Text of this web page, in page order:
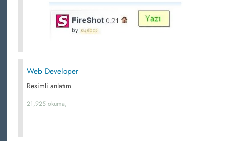
Web Developer
Resimli anlatım
21,925 okuma,